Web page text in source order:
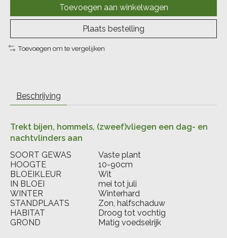
Toevoegen aan winkelwagen
Plaats bestelling
Toevoegen om te vergelijken
Beschrijving
Trekt bijen, hommels, (zweef)vliegen een dag- en
nachtvlinders aan
SOORT GEWAS
Vaste plant
HOOGTE
10-90cm
BLOEIKLEUR
Wit
IN BLOEI
mei tot juli
WINTER
Winterhard
STANDPLAATS
Zon, halfschaduw
HABITAT
Droog tot vochtig
GROND
Matig voedselrijk